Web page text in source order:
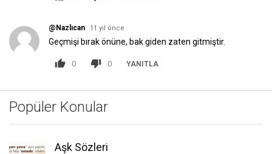
@Nazlıcan 11 yıl önce
Geçmişi bırak önüne, bak giden zaten gitmiştir.
0 0 YANITLA
Popüler Konular
Aşk Sözleri